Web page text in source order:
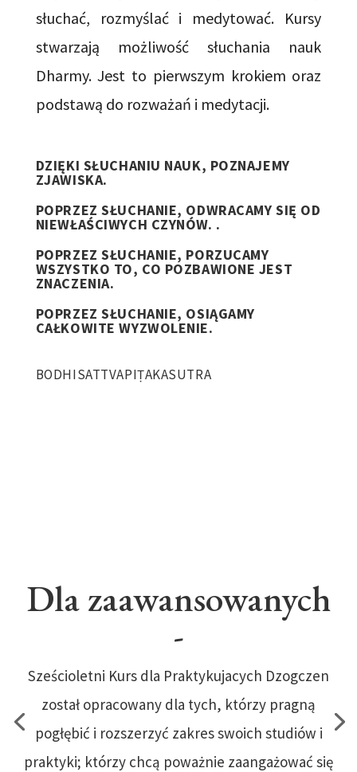
słuchać, rozmyślać i medytować. Kursy
stwarzają możliwość słuchania nauk
Dharmy. Jest to pierwszym krokiem oraz
podstawą do rozważań i medytacji.
DZIĘKI SŁUCHANIU NAUK, POZNAJEMY
ZJAWISKA.
POPRZEZ SŁUCHANIE, ODWRACAMY SIĘ OD
NIEWŁAŚCIWYCH CZYNÓW. .
POPRZEZ SŁUCHANIE, PORZUCAMY
WSZYSTKO TO, CO POZBAWIONE JEST
ZNACZENIA.
POPRZEZ SŁUCHANIE, OSIĄGAMY
CAŁKOWITE WYZWOLENIE.
BODHISATTVAPIṬAKASUTRA
Dla zaawansowanych
-
Sześcioletni Kurs dla Praktykujacych Dzogczen
został opracowany dla tych, którzy pragną
pogłębić i rozszerzyć zakres swoich studiów i
praktyki; którzy chcą poważnie zaangażować się